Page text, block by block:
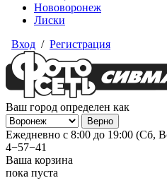
Нововоронеж
Лиски
Вход / Регистрация
Ваш город определен как
Ежедневно с 8:00 до 19:00 (Сб,
4−57−41
Ваша корзина
пока пуста